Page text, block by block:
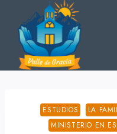
content
ESTUDIOS LA
MINISTERIO EN